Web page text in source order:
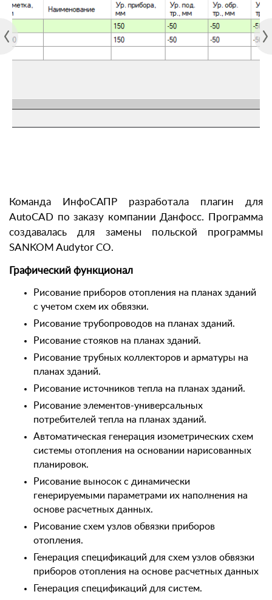
Команда ИнфоСАПР разработала плагин для
AutoCAD по заказу компании Данфосс. Программа
создавалась для замены польской программы
SANKOM Audytor CO.
Графический функционал
Рисование приборов отопления на планах зданий
с учетом схем их обвязки.
Рисование трубопроводов на планах зданий.
Рисование стояков на планах зданий.
Рисование трубных коллекторов и арматуры на
планах зданий.
Рисование источников тепла на планах зданий.
Рисование элементов-универсальных
потребителей тепла на планах зданий.
Автоматическая генерация изометрических схем
системы отопления на основании нарисованных
планировок.
Рисование выносок с динамически
генерируемыми параметрами их наполнения на
основе расчетных данных.
Рисование схем узлов обвязки приборов
отопления.
Генерация спецификаций для схем узлов обвязки
приборов отопления на основе расчетных данных
Генерация спецификаций для систем.